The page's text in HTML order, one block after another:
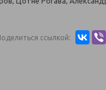
ссылкой: